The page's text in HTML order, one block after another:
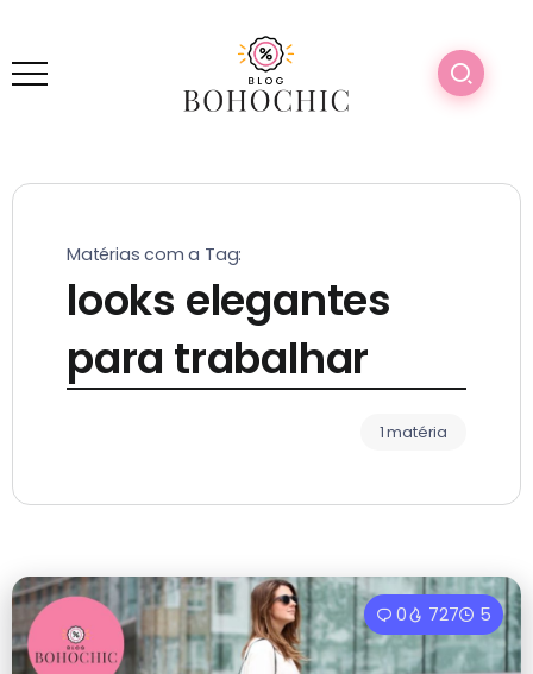
Matérias com a Tag:
looks elegantes
para trabalhar
1 matéria
0 727 5